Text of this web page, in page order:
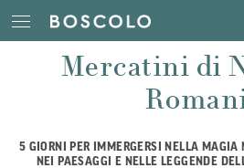
Mercatini di
5 GIORNI PER IMMERGERSI NELLA MAGIA
NEI PAESAGGI E NELLE LEGGENDE